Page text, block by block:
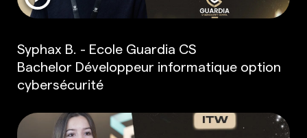
Syphax B. - Ecole Guardia CS
Bachelor Développeur informatique option
cybersécurité